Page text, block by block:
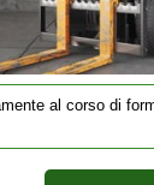
al corso di